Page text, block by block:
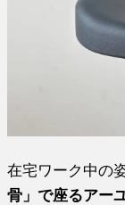
在宅ワーク中の
骨」で座るアー